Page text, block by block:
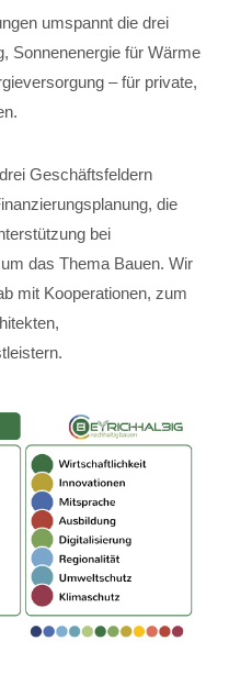
umspannt die drei
Sonnenenergie für Wärme
– für private,
Geschäftsfeldern
die
bei
das Thema Bauen. Wir
mit Kooperationen, zum